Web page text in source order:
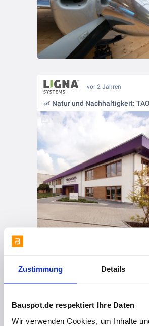
Zustimmung Details
Bauspot.de respektiert Ihre Daten
Wir verwenden Cookies, um Inhalte
vor 2 Jahren